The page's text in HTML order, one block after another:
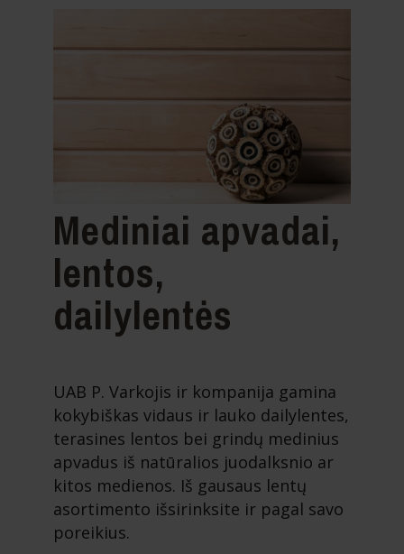
Mediniai apvadai,
lentos,
dailylentės
UAB P. Varkojis ir kompanija gamina
kokybiškas vidaus ir lauko dailylentes,
terasines lentos bei grindų medinius
apvadus iš natūralios juodalksnio ar
kitos medienos. Iš gausaus lentų
asortimento išsirinksite ir pagal savo
poreikius.